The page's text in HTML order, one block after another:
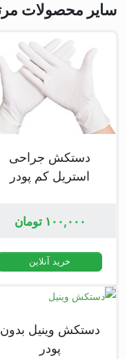
سایر محصولات
دستکش جراحی
استریل کم پودر
۱۰۰,۰۰۰ تومان
خرید آنلاین
دستکش وینیل بدون
پودر